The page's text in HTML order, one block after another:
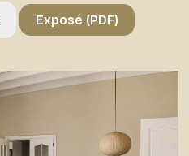
Exposé (PDF)